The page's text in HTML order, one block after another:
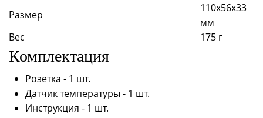
Размер
110х56х33
мм
Вес
175 г
Комплектация
Розетка - 1 шт.
Датчик температуры - 1 шт.
Инструкция - 1 шт.